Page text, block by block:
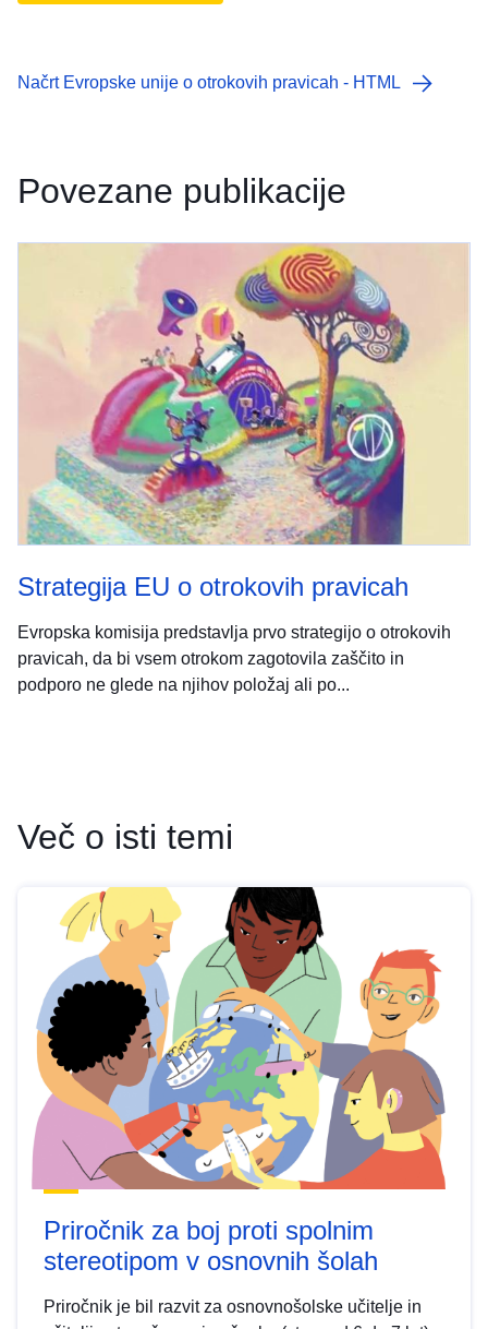
Načrt Evropske unije o otrokovih pravicah - HTML
Povezane publikacije
Strategija EU o otrokovih pravicah
Evropska komisija predstavlja prvo strategijo o otrokovih
pravicah, da bi vsem otrokom zagotovila zaščito in
podporo ne glede na njihov položaj ali po...
Več o isti temi
Priročnik za boj proti spolnim
stereotipom v osnovnih šolah
Priročnik je bil razvit za osnovnošolske učitelje in